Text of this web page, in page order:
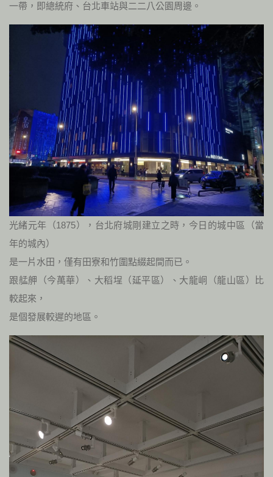
一帶，即總統府、台北車站與二二八公園周邊。
光緒元年（1875），台北府城剛建立之時，今日的城中區（當
年的城內）
是一片水田，僅有田寮和竹圍點綴起間而已。
跟艋舺（今萬華）、大稻埕（延平區）、大龍峒（龍山區）比
較起來，
是個發展較遲的地區。